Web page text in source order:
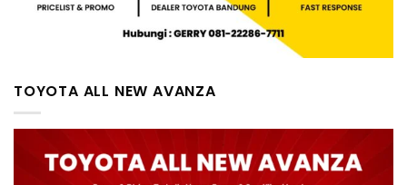
TOYOTA ALL NEW AVANZA